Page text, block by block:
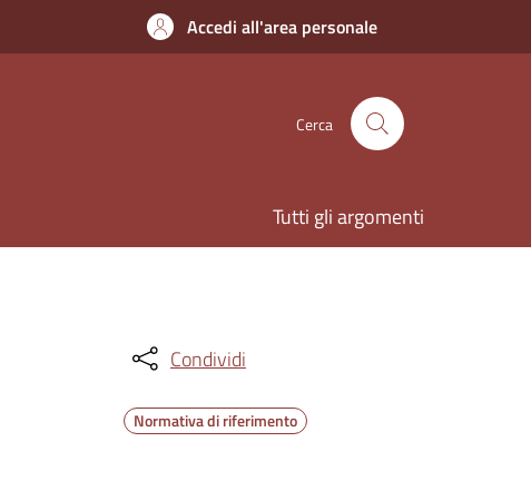
Accedi all'area personale
Cerca
Tutti gli argomenti
Condividi
Normativa di riferimento